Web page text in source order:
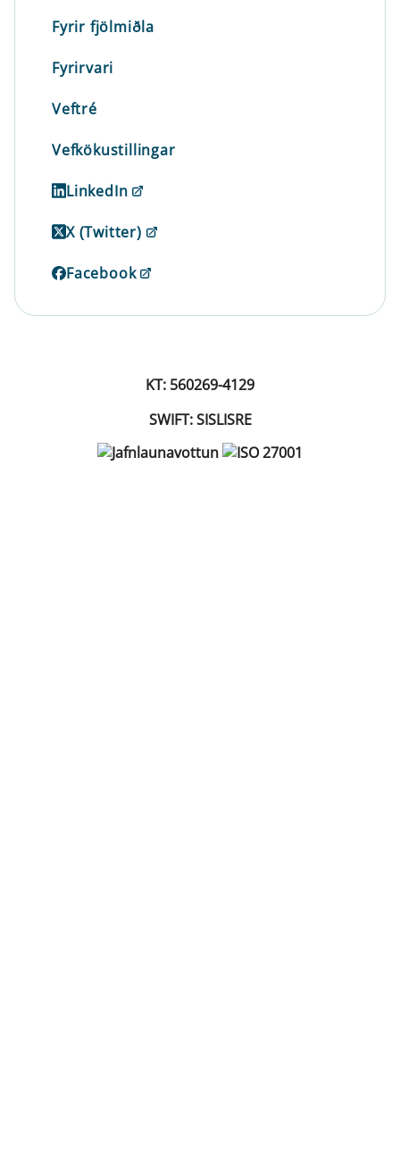
Fyrir fjölmiðla
Fyrirvari
Veftré
Vefkökustillingar
LinkedIn
X (Twitter)
Facebook
KT: 560269-4129
SWIFT: SISLISRE